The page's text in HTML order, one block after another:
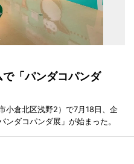
「パンダコパンダ
小倉北区浅野2）で7月18日、企
ダコパンダ展」が始まった。